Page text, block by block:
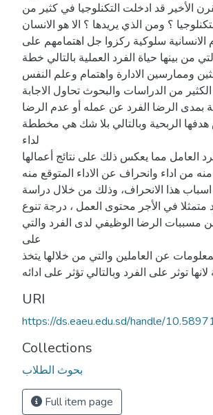
الأخير قد ادخلت التكنلوجيا في كثير من
؟ ومن الذي يريدها ؟ الا هو الانسان .
سلوكية ركزوا جل اهتمامهم على
بينها حياة الفرد العملية بالتالي خطة
وممارسين الادارة واهتمام وعلم النفس
من الدراسات والبحوث تحاول الاجابة
بمدى الرضا الفرد عن عمله أو عدم الرضا ..
الربحية وبالتالي بلا شك هي مخططة
لداء
العامل مما يعكس ذلك على نتائج أعمالها .
من اداء وانحراف عن الاداء المتوقع منه
اسباب هذا الانحراف، وذلك من خلال دراسة
في الأجر محتوى العمل ، درجة تنوع
مسببات الرضا الوظيفي لدى الفرد والتي
على
عن العاملين والتي من خلالها يتخذ
URI
https://ds.eaeu.edu.sd/handle/
Collections
بحوث الطلاب
Full item page